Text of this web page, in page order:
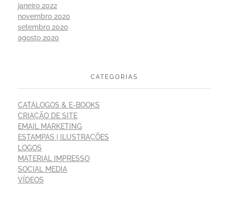
janeiro 2022
novembro 2020
setembro 2020
agosto 2020
CATEGORIAS
CATÁLOGOS & E-BOOKS
CRIAÇÃO DE SITE
EMAIL MARKETING
ESTAMPAS | ILUSTRAÇÕES
LOGOS
MATERIAL IMPRESSO
SOCIAL MEDIA
VÍDEOS